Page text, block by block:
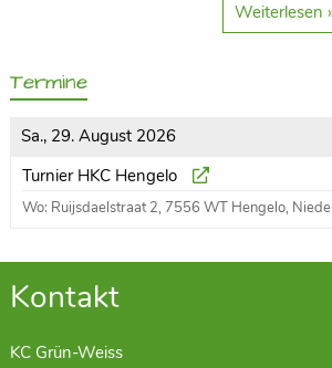
Weiterlesen
Termine
Sa., 29. August 2026
Turnier HKC Hengelo
Wo: Ruijsdaelstraat 2, 7556 WT Hengelo,
Kontakt
KC Grün-Weiss